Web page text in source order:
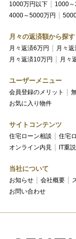
1000万円以下 1000
4000～5000万円
月々の返済額から探す
月々返済6万円 月々返
月々返済10万円
月々
ユーザーメニュー
会員登録のメリット
お気に入り物件
サイトコンテンツ
住宅ローン相談 住宅
オンライン内見
IT重
当社について
お知らせ 会社概要
お問い合わせ